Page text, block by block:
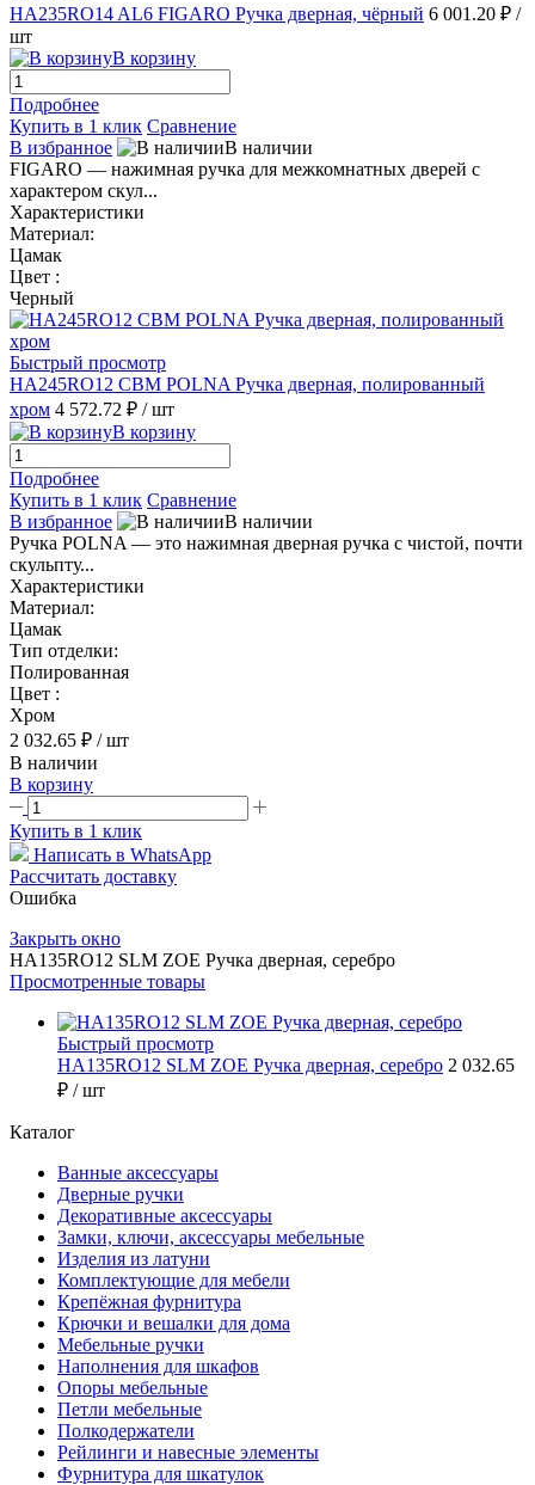
HA235RO14 AL6 FIGARO Ручка дверная, чёрный 6 001.20 ₽ /
шт
В корзину
Подробнее
Купить в 1 клик Сравнение
В избранное
В наличии
FIGARO — нажимная ручка для межкомнатных дверей с
характером скул...
Характеристики
Материал:
Цамак
Цвет :
Черный
Быстрый просмотр
HA245RO12 CBM POLNA Ручка дверная, полированный
хром 4 572.72 ₽ / шт
В корзину
Подробнее
Купить в 1 клик Сравнение
В избранное
В наличии
Ручка POLNA — это нажимная дверная ручка с чистой, почти
скульпту...
Характеристики
Материал:
Цамак
Тип отделки:
Полированная
Цвет :
Хром
2 032.65 ₽ / шт
В наличии
В корзину
Купить в 1 клик
Написать в WhatsApp
Рассчитать доставку
Ошибка
Закрыть окно
HA135RO12 SLM ZOE Ручка дверная, серебро
Просмотренные товары
Быстрый просмотр
HA135RO12 SLM ZOE Ручка дверная, серебро 2 032.65
₽ / шт
Каталог
Ванные аксессуары
Дверные ручки
Декоративные аксессуары
Замки, ключи, аксессуары мебельные
Изделия из латуни
Комплектующие для мебели
Крепёжная фурнитура
Крючки и вешалки для дома
Мебельные ручки
Наполнения для шкафов
Опоры мебельные
Петли мебельные
Полкодержатели
Рейлинги и навесные элементы
Фурнитура для шкатулок